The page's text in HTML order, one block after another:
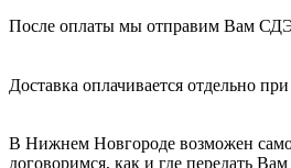
После оплаты мы отправим Вам
Доставка оплачивается отдельно
В Нижнем Новгороде возможен
договоримся, как и где передать Вам